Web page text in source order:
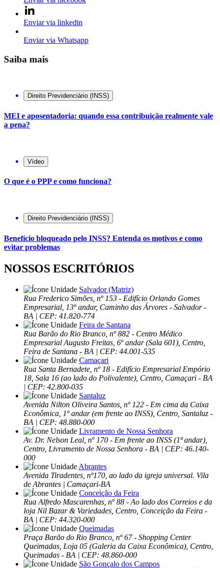
Enviar via linkedin
Enviar via Whatsapp
Saiba mais
Direito Previdenciário (INSS)
MEI e aposentadoria: quando essa contribuição realmente vale
a pena?
Vídeo
O que é o PPP e como funciona?
Direito Previdenciário (INSS)
Benefício bloqueado pelo INSS? Entenda os motivos e como
evitar problemas
NOSSOS ESCRITÓRIOS
Salvador (Matriz)
Rua Frederico Simões, nº 153 - Edifício Orlando Gomes
Empresarial, 13º andar, Caminho das Árvores - Salvador -
BA | CEP: 41.820-774
Feira de Santana
Rua Barão do Rio Branco, nº 882 - Centro Médico
Empresarial Augusto Freitas, 6º andar (Sala 601), Centro,
Feira de Santana - BA | CEP: 44.001-535
Camaçari
Rua Santa Bernadete, nº 18 - Edifício Empresarial Empório
18, Sala 16 (ao lado do Polivalente), Centro, Camaçari - BA
| CEP: 42.800-035
Santaluz
Avenida Nilton Oliveira Santos, nº 122 - Em cima da Caixa
Econômica, 1º andar (em frente ao INSS), Centro, Santaluz -
BA | CEP: 48.880-000
Livramento de Nossa Senhora
Av. Dr. Nelson Leal, nº 170 - Em frente ao INSS (1ª andar),
Centro, Livramento de Nossa Senhora - BA | CEP: 46.140-
000
Abrantes
Avenida Tiradentes, nº170, ao lado da igreja universal. Vila
de Abrantes | Camaçari-BA
Conceição da Feira
Rua Alfredo Mascarenhas, nº 88 - Ao lado dos Correios e da
loja Nil Bazar & Variedades, Centro, Conceição da Feira -
BA | CEP: 44.320-000
Queimadas
Praça Barão do Rio Branco, nº 67 - Shopping Center
Queimadas, Loja 05 (Galeria da Caixa Econômica), Centro,
Queimadas - BA | CEP: 48.860-000
São Gonçalo dos Campos